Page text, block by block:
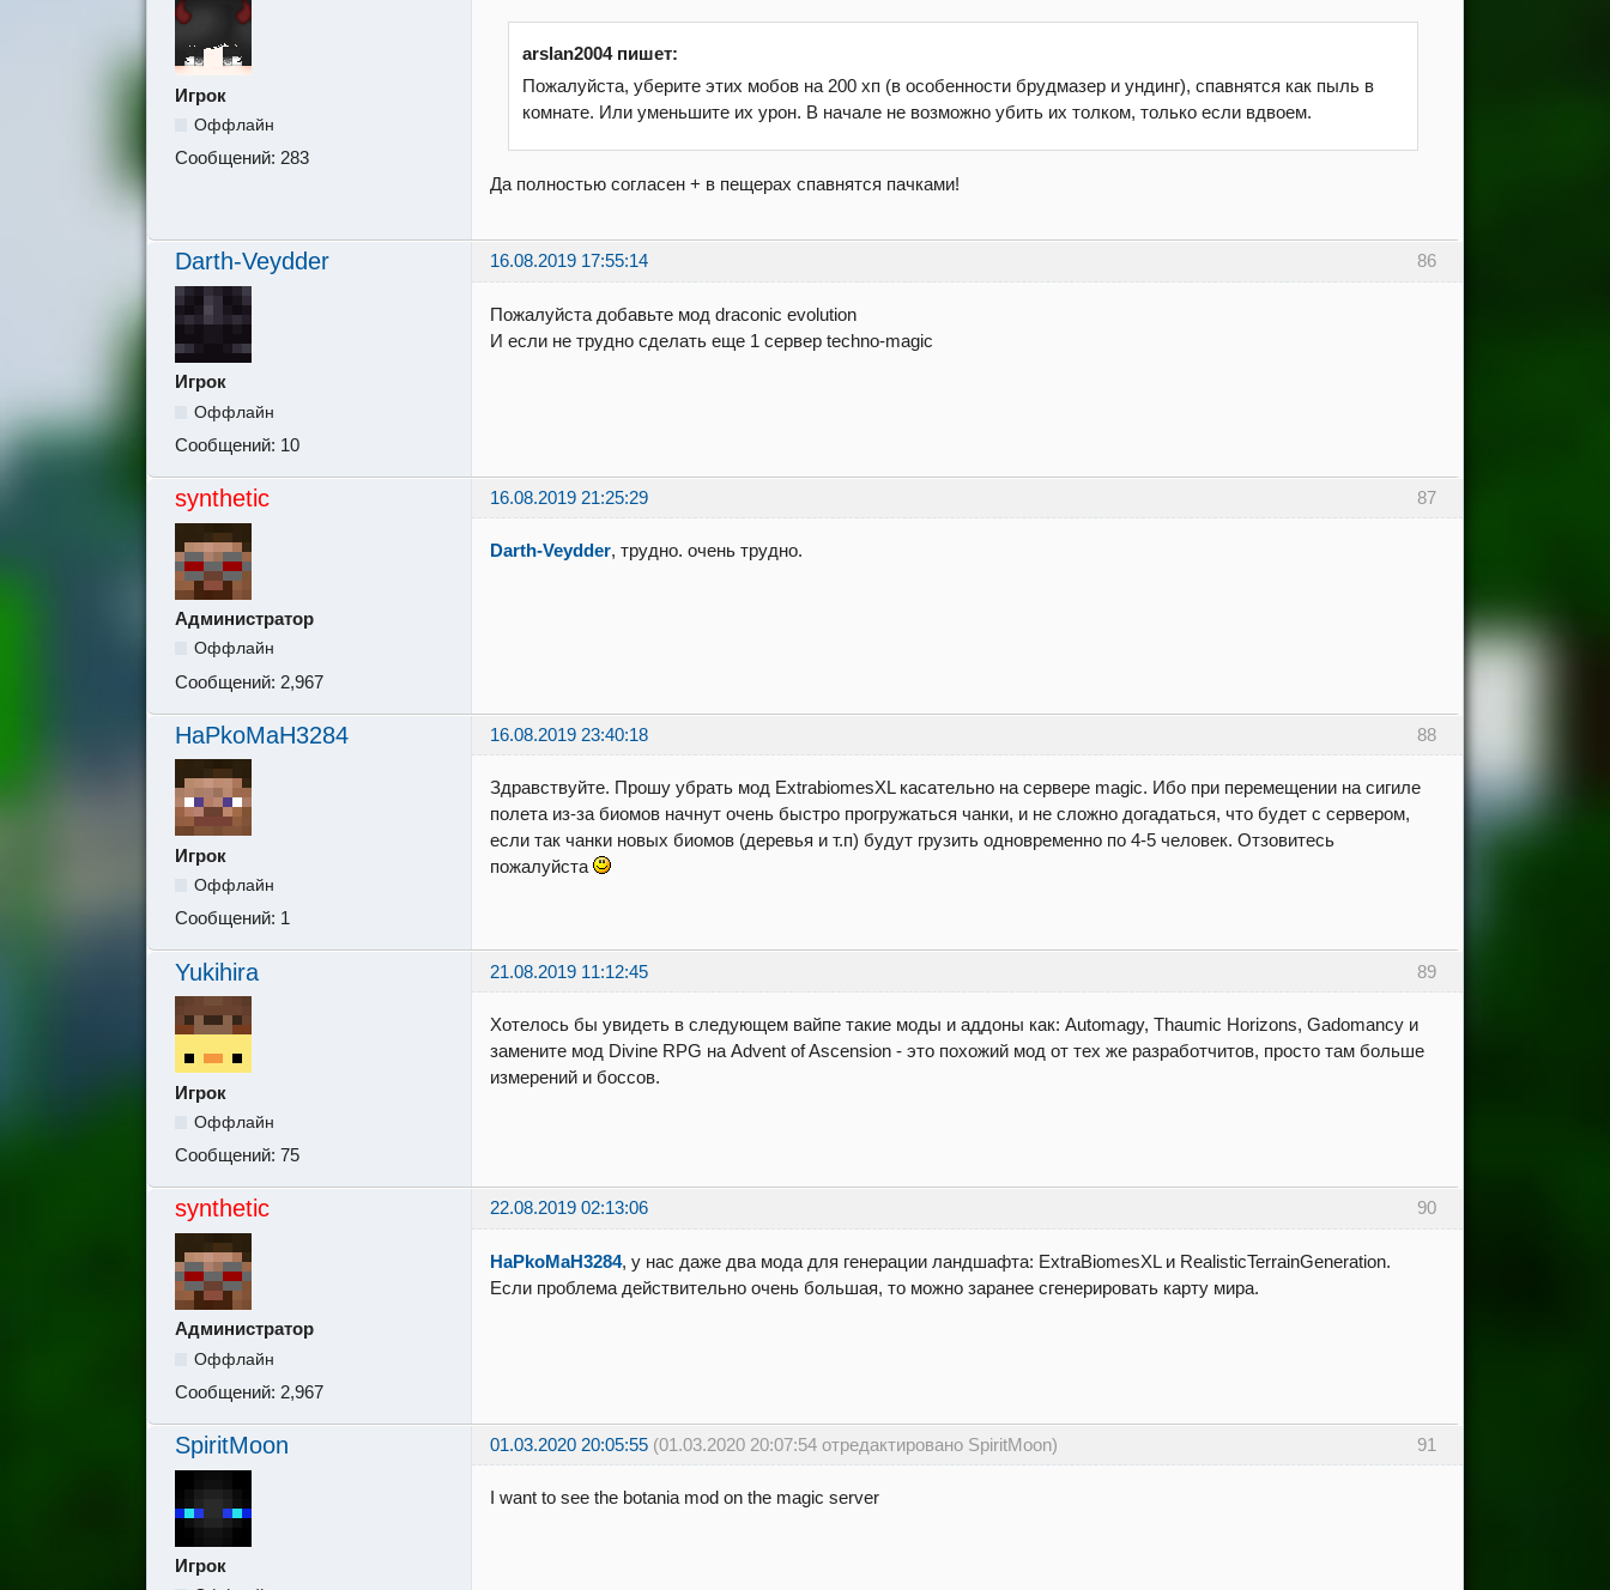
Игрок
Оффлайн
Сообщений: 283
arslan2004 пишет:
Пожалуйста, уберите этих мобов на 200 хп (в особенности брудмазер и ундинг), спавнятся как пыль в
комнате. Или уменьшите их урон. В начале не возможно убить их толком, только если вдвоем.
Да полностью согласен + в пещерах спавнятся пачками!
86
Darth-Veydder 16.08.2019 17:55:14
Игрок
Оффлайн
Сообщений: 10
Пожалуйста добавьте мод draconic evolution
И если не трудно сделать еще 1 сервер techno-magic
87
synthetic 16.08.2019 21:25:29
Администратор
Оффлайн
Сообщений: 2,967
Darth-Veydder, трудно. очень трудно.
88
HaPkoMaH3284 16.08.2019 23:40:18
Игрок
Оффлайн
Сообщений: 1
Здравствуйте. Прошу убрать мод ExtrabiomesXL касательно на сервере magic. Ибо при перемещении на сигиле
полета из-за биомов начнут очень быстро прогружаться чанки, и не сложно догадаться, что будет с сервером,
если так чанки новых биомов (деревья и т.п) будут грузить одновременно по 4-5 человек. Отзовитесь
пожалуйста
89
Yukihira 21.08.2019 11:12:45
Игрок
Оффлайн
Сообщений: 75
Хотелось бы увидеть в следующем вайпе такие моды и аддоны как: Automagy, Thaumic Horizons, Gadomancy и
замените мод Divine RPG на Advent of Ascension - это похожий мод от тех же разработчитов, просто там больше
измерений и боссов.
90
synthetic 22.08.2019 02:13:06
Администратор
Оффлайн
Сообщений: 2,967
HaPkoMaH3284, у нас даже два мода для генерации ландшафта: ExtraBiomesXL и RealisticTerrainGeneration.
Если проблема действительно очень большая, то можно заранее сгенерировать карту мира.
91
SpiritMoon 01.03.2020 20:05:55 (01.03.2020 20:07:54 отредактировано SpiritMoon)
Игрок
I want to see the botania mod on the magic server